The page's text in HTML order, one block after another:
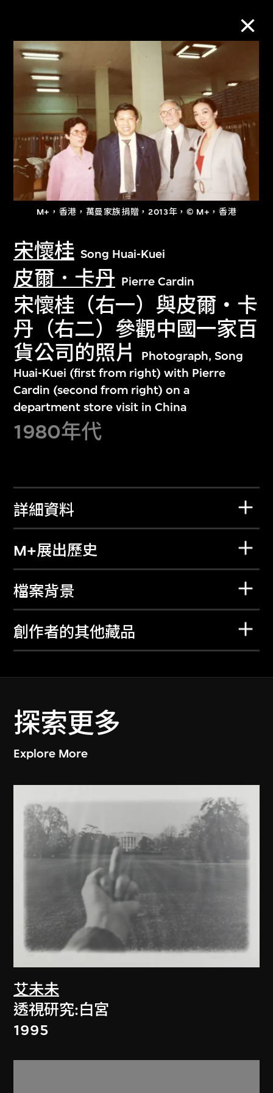
M+，香港，萬曼家族捐贈，2013年，© M+，香港
宋懷桂 Song Huai-Kuei
皮爾．卡丹 Pierre Cardin
宋懷桂（右一）與皮爾‧卡
丹（右二）參觀中國一家百
貨公司的照片
Photograph, Song
Huai-Kuei (first from right) with Pierre
Cardin (second from right) on a
department store visit in China
1980年代
詳細資料
M+展出歷史
檔案背景
創作者的其他藏品
探索更多
Explore More
艾未未
透視研究:白宮
1995
M+藏品
進一步篩選 搜索
關於M+藏品
文化藏品。